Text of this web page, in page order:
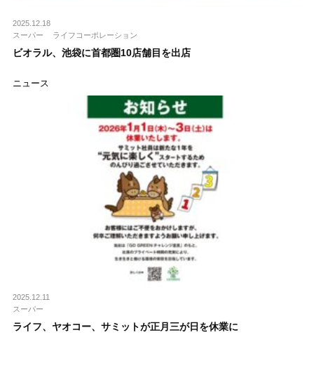
2025.12.18
スーパー
ライフコーポレーション
ビオラル、池袋に首都圏10店舗目を出店
ニュース
2025.12.11
スーパー
ライフ、ヤオコー、サミットが正月三が日を休業に